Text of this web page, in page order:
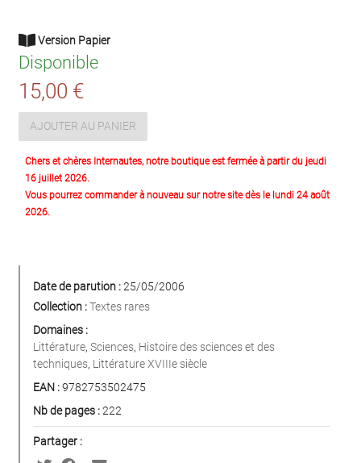
Version Papier
Disponible
15,00 €
AJOUTER AU PANIER
Chers et chères Internautes, notre boutique est fermée à partir du jeudi
16 juillet 2026.
Vous pourrez commander à nouveau sur notre site dès le lundi 24 août
2026.
Date de parution :25/05/2006
Collection :Textes rares
Domaines :
Littérature, Sciences, Histoire des sciences et des
techniques, Littérature XVIIIe siècle
EAN :9782753502475
Nb de pages :222
Partager :